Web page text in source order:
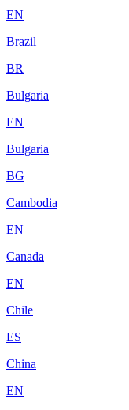
EN
Brazil
BR
Bulgaria
EN
Bulgaria
BG
Cambodia
EN
Canada
EN
Chile
ES
China
EN